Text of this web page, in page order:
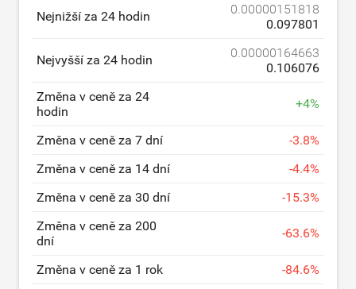
Nejnižší za 24 hodin
0.00000151818
0.097801
Nejvyšší za 24 hodin
0.00000164663
0.106076
Změna v ceně za 24
hodin
+4%
Změna v ceně za 7 dní -3.8%
Změna v ceně za 14 dní
-4.4%
Změna v ceně za 30 dní
-15.3%
Změna v ceně za 200
dní
-63.6%
Změna v ceně za 1 rok -84.6%